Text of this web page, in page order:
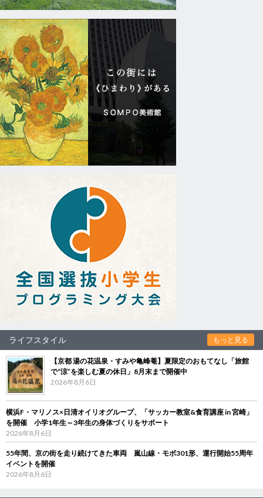
ライフスタイル もっと見る
【京都 湯の花温泉・すみや亀峰菴】夏限定のおもてなし「旅館
で“涼”を楽しむ夏の休日」8月末まで開催中
2026年8月6日
横浜F・マリノス×日清オイリオグループ、「サッカー教室&食育講座 in 宮崎」
を開催 小学1年生～3年生の身体づくりをサポート
2026年8月6日
55年間、京の街を走り続けてきた車両 嵐山線・モボ301形、運行開始55周年
イベントを開催
2026年8月6日